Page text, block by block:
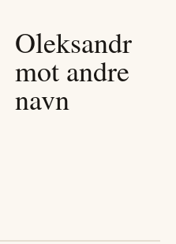
Oleksandr
mot andre
navn